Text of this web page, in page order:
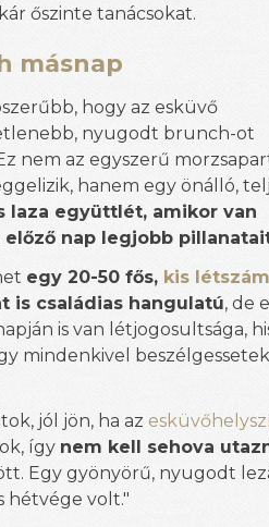
őszinte tanácsokat.
másnap
hogy az esküvő
nyugodt brunch-ot
nem az egyszerű
hanem egy önálló,
laza együttlét, amikor van
nap legjobb
egy 20-50 fős, kis
is családias hangulatú, de
is van létjogosultsága,
mindenkivel
jól jön, ha az
így nem kell sehova
Egy gyönyörű, nyugodt
hétvége volt."